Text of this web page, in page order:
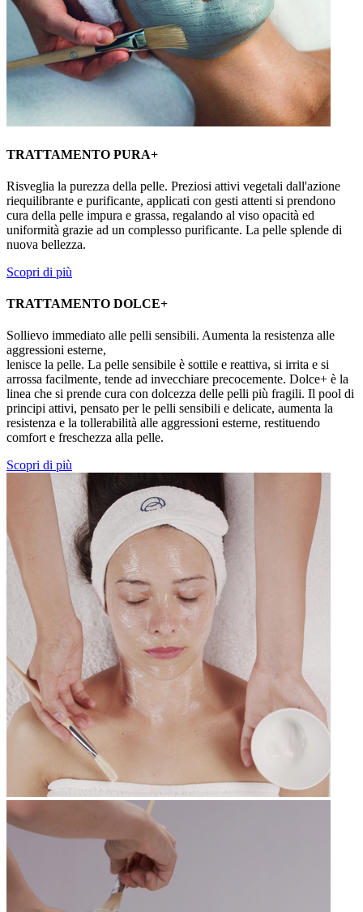
TRATTAMENTO PURA+
Risveglia la purezza della pelle. Preziosi attivi vegetali dall'azione
riequilibrante e purificante, applicati con gesti attenti si prendono
cura della pelle impura e grassa, regalando al viso opacità ed
uniformità grazie ad un complesso purificante. La pelle splende di
nuova bellezza.
Scopri di più
TRATTAMENTO DOLCE+
Sollievo immediato alle pelli sensibili. Aumenta la resistenza alle
aggressioni esterne,
lenisce la pelle. La pelle sensibile è sottile e reattiva, si irrita e si
arrossa facilmente, tende ad invecchiare precocemente. Dolce+ è la
linea che si prende cura con dolcezza delle pelli più fragili. Il pool di
principi attivi, pensato per le pelli sensibili e delicate, aumenta la
resistenza e la tollerabilità alle aggressioni esterne, restituendo
comfort e freschezza alla pelle.
Scopri di più